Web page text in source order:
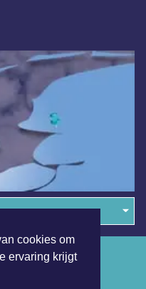
cookies om
ervaring krijgt